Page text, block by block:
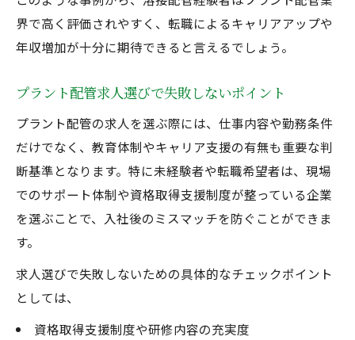
界で高く評価されやすく、転職によるキャリアアップや
年収増加が十分に期待できると言えるでしょう。
プラント配管求人選びで失敗しないポイント
プラント配管の求人を選ぶ際には、仕事内容や勤務条件
だけでなく、教育体制やキャリア支援の有無も重要な判
断基準となります。特に未経験者や転職希望者は、現場
でのサポート体制や資格取得支援制度が整っている企業
を選ぶことで、入社後のミスマッチを防ぐことができま
す。
求人選びで失敗しないための具体的なチェックポイント
としては、
資格取得支援制度や研修内容の充実度